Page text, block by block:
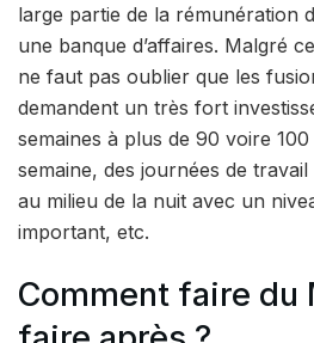
large partie de la rémunération
une banque d’affaires. Malgré
ne faut pas oublier que les
demandent un très fort
semaines à plus de 90 voire
semaine, des journées de
au milieu de la nuit avec un
important, etc.
Comment faire du